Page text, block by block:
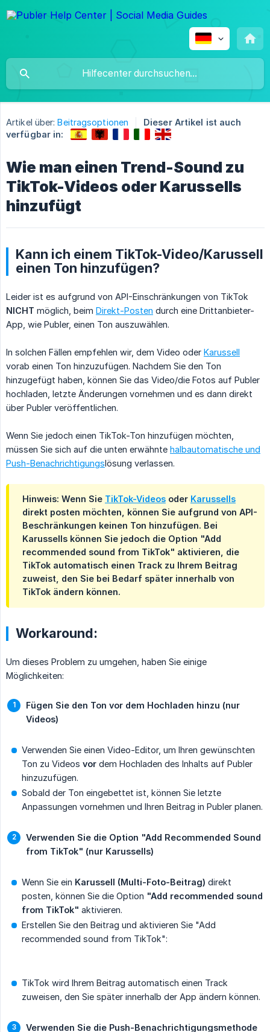
Artikel über: Beitragsoptionen
Dieser Artikel ist auch
verfügbar in:
Wie man einen Trend-Sound zu
TikTok-Videos oder Karussells
hinzufügt
Kann ich einem TikTok-Video/Karussell
einen Ton hinzufügen?
Leider ist es aufgrund von API-Einschränkungen von TikTok
NICHT möglich, beim Direkt-Posten durch eine Drittanbieter-
App, wie Publer, einen Ton auszuwählen.
In solchen Fällen empfehlen wir, dem Video oder Karussell
vorab einen Ton hinzuzufügen. Nachdem Sie den Ton
hinzugefügt haben, können Sie das Video/die Fotos auf Publer
hochladen, letzte Änderungen vornehmen und es dann direkt
über Publer veröffentlichen.
Wenn Sie jedoch einen TikTok-Ton hinzufügen möchten,
müssen Sie sich auf die unten erwähnte halbautomatische und
Push-Benachrichtigungslösung verlassen.
Hinweis: Wenn Sie TikTok-Videos oder Karussells
direkt posten möchten, können Sie aufgrund von API-
Beschränkungen keinen Ton hinzufügen. Bei
Karussells können Sie jedoch die Option "Add
recommended sound from TikTok" aktivieren, die
TikTok automatisch einen Track zu Ihrem Beitrag
zuweist, den Sie bei Bedarf später innerhalb von
TikTok ändern können.
Workaround:
Um dieses Problem zu umgehen, haben Sie einige
Möglichkeiten:
Fügen Sie den Ton vor dem Hochladen hinzu (nur
Videos)
Verwenden Sie einen Video-Editor, um Ihren gewünschten
Ton zu Videos vor dem Hochladen des Inhalts auf Publer
hinzuzufügen.
Sobald der Ton eingebettet ist, können Sie letzte
Anpassungen vornehmen und Ihren Beitrag in Publer planen.
Verwenden Sie die Option "Add Recommended Sound
from TikTok" (nur Karussells)
Wenn Sie ein Karussell (Multi-Foto-Beitrag) direkt
posten, können Sie die Option "Add recommended sound
from TikTok" aktivieren.
Erstellen Sie den Beitrag und aktivieren Sie "Add
recommended sound from TikTok":
TikTok wird Ihrem Beitrag automatisch einen Track
zuweisen, den Sie später innerhalb der App ändern können.
Verwenden Sie die Push-Benachrichtigungsmethode